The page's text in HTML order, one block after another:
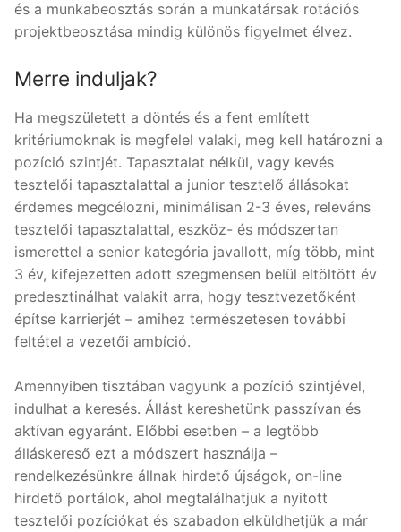
és a munkabeosztás során a munkatársak rotációs
projektbeosztása mindig különös figyelmet élvez.
Merre induljak?
Ha megszületett a döntés és a fent említett
kritériumoknak is megfelel valaki, meg kell határozni a
pozíció szintjét. Tapasztalat nélkül, vagy kevés
tesztelői tapasztalattal a junior tesztelő állásokat
érdemes megcélozni, minimálisan 2-3 éves, releváns
tesztelői tapasztalattal, eszköz- és módszertan
ismerettel a senior kategória javallott, míg több, mint
3 év, kifejezetten adott szegmensen belül eltöltött év
predesztinálhat valakit arra, hogy tesztvezetőként
építse karrierjét – amihez természetesen további
feltétel a vezetői ambíció.
Amennyiben tisztában vagyunk a pozíció szintjével,
indulhat a keresés. Állást kereshetünk passzívan és
aktívan egyaránt. Előbbi esetben – a legtöbb
álláskereső ezt a módszert használja –
rendelkezésünkre állnak hirdető újságok, on-line
hirdető portálok, ahol megtalálhatjuk a nyitott
tesztelői pozíciókat és szabadon elküldhetjük a már